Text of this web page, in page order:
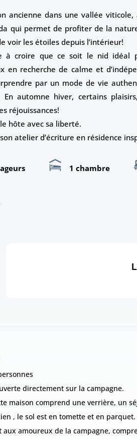
ancienne dans une vallée viticole,
qui permet de profiter de la
voir les étoiles depuis l’intérieur!
à croire que ce soit le nid idéal
en recherche de calme et
par un mode de vie
En automne hiver, certains
réjouissances!
hôte avec sa liberté.
atelier d’écriture en résidence
1 chambre
directement sur la campagne.
maison comprend une verrière, un
, le sol est en tomette et en parquet.
aux amoureux de la campagne,